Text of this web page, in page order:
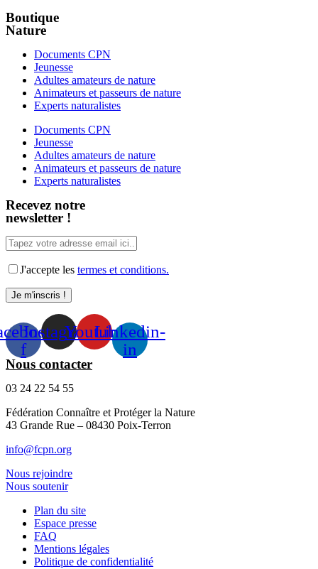
Boutique
Nature
Documents CPN
Jeunesse
Adultes amateurs de nature
Animateurs et passeurs de nature
Experts naturalistes
Documents CPN
Jeunesse
Adultes amateurs de nature
Animateurs et passeurs de nature
Experts naturalistes
Recevez notre
newsletter !
J'accepte les termes et conditions.
f
InstagramYoutubeLinkedin-
in
Nous contacter
03 24 22 54 55
Fédération Connaître et Protéger la Nature
43 Grande Rue – 08430 Poix-Terron
info@fcpn.org
Nous rejoindre
Nous soutenir
Plan du site
Espace presse
FAQ
Mentions légales
Politique de confidentialité